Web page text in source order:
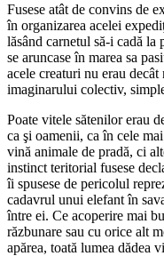
Fusese atât de convins de
în organizarea acelei
lăsând carnetul să-i cadă la
se aruncase în marea sa
acele creaturi nu erau
imaginarului colectiv,
Poate vitele sătenilor erau
ca şi oamenii, ca în cele
vină animale de pradă, ci
instinct teritorial fusese
îi spusese de pericolul
cadavrul unui elefant în
între ei. Ce acoperire mai
răzbunare sau cu orice alt
apărea, toată lumea dădea